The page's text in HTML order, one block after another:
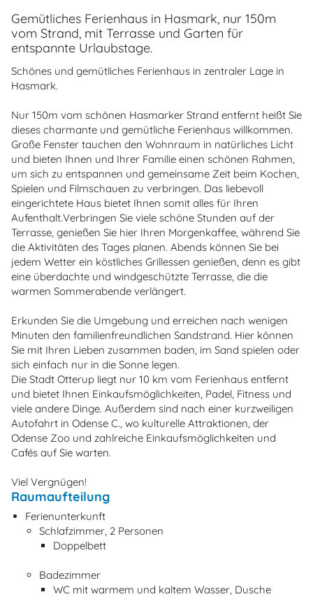
Gemütliches Ferienhaus in Hasmark, nur 150m
vom Strand, mit Terrasse und Garten für
entspannte Urlaubstage.
Schönes und gemütliches Ferienhaus in zentraler Lage in
Hasmark.
Nur 150m vom schönen Hasmarker Strand entfernt heißt Sie
dieses charmante und gemütliche Ferienhaus willkommen.
Große Fenster tauchen den Wohnraum in natürliches Licht
und bieten Ihnen und Ihrer Familie einen schönen Rahmen,
um sich zu entspannen und gemeinsame Zeit beim Kochen,
Spielen und Filmschauen zu verbringen. Das liebevoll
eingerichtete Haus bietet Ihnen somit alles für Ihren
Aufenthalt.Verbringen Sie viele schöne Stunden auf der
Terrasse, genießen Sie hier Ihren Morgenkaffee, während Sie
die Aktivitäten des Tages planen. Abends können Sie bei
jedem Wetter ein köstliches Grillessen genießen, denn es gibt
eine überdachte und windgeschützte Terrasse, die die
warmen Sommerabende verlängert.
Erkunden Sie die Umgebung und erreichen nach wenigen
Minuten den familienfreundlichen Sandstrand. Hier können
Sie mit Ihren Lieben zusammen baden, im Sand spielen oder
sich einfach nur in die Sonne legen.
Die Stadt Otterup liegt nur 10 km vom Ferienhaus entfernt
und bietet Ihnen Einkaufsmöglichkeiten, Padel, Fitness und
viele andere Dinge. Außerdem sind nach einer kurzweiligen
Autofahrt in Odense C., wo kulturelle Attraktionen, der
Odense Zoo und zahlreiche Einkaufsmöglichkeiten und
Cafés auf Sie warten.
Viel Vergnügen!
Raumaufteilung
Ferienunterkunft
Schlafzimmer, 2 Personen
Doppelbett
Badezimmer
WC mit warmem und kaltem Wasser, Dusche